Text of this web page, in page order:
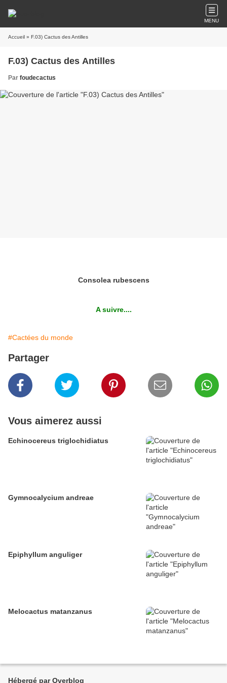
MENU
Accueil » F.03) Cactus des Antilles
F.03) Cactus des Antilles
Par foudecactus
Consolea rubescens
A suivre....
#Cactées du monde
Partager
Vous aimerez aussi
Echinocereus triglochidiatus
Gymnocalycium andreae
Epiphyllum anguliger
Melocactus matanzanus
Hébergé par Overblog